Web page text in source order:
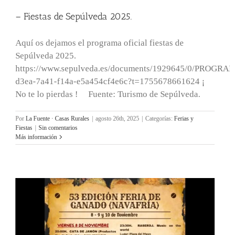
– Fiestas de Sepúlveda 2025.
Aquí os dejamos el programa oficial fiestas de
Sepúlveda 2025.
https://www.sepulveda.es/documents/1929645/0/
d3ea-7a41-f14a-e5a454cf4e6c?t=1755678661624 ¡
No te lo pierdas ! Fuente: Turismo de Sepúlveda.
Por La Fuente · Casas Rurales agosto 26th, 2025 Categorías: Ferias y
Fiestas
Sin comentarios
Más información